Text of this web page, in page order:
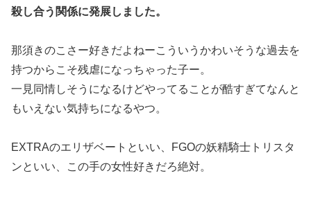
殺し合う関係に発展しました。
那須きのこさー好きだよねーこういうかわいそうな過去を
持つからこそ残虐になっちゃった子ー。
一見同情しそうになるけどやってることが酷すぎてなんと
もいえない気持ちになるやつ。
EXTRAのエリザベートといい、FGOの妖精騎士トリスタ
ンといい、この手の女性好きだろ絶対。